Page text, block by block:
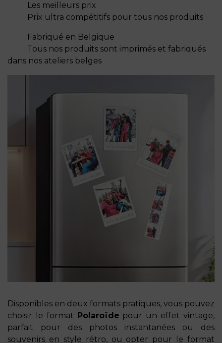
Disponibles en deux formats pratiques, vous pouvez
choisir le format Polaroïde pour un effet vintage,
parfait pour des photos instantanées ou des
souvenirs en style rétro, ou opter pour le format
Les meilleurs prix
Prix ultra compétitifs pour tous nos produits
Fabriqué en Belgique
Tous nos produits sont imprimés et fabriqués
dans nos ateliers belges